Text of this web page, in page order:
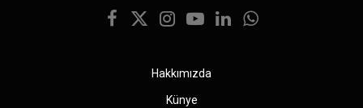
Facebook
X
Instagram
YouTubeLinkedInWhatsApp
Hakkımızda
Künye